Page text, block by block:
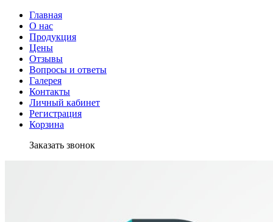
Главная
О нас
Продукция
Цены
Отзывы
Вопросы и ответы
Галерея
Контакты
Личный кабинет
Регистрация
Корзина
Заказать звонок